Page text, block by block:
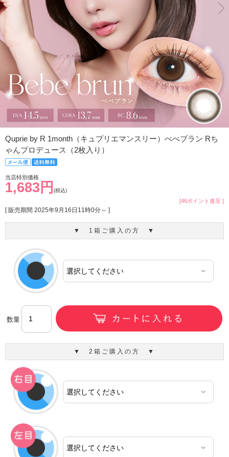
Quprie by R 1month（キュプリエマンスリー）べべブラン Rち
ゃんプロデュース（2枚入り）
当店特別価格
1,683円 (税込)
[46ポイント進呈 ]
[ 販売期間 2025年9月16日11時0分～ ]
▼ 1箱ご購入の方 ▼
数量
▼ 2箱ご購入の方 ▼